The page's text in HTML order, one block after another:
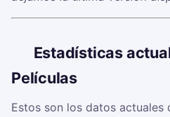
Estadísticas
Películas
Estos son los datos actuales